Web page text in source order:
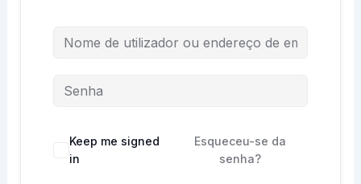
Keep me signed
in
Esqueceu-se da
senha?